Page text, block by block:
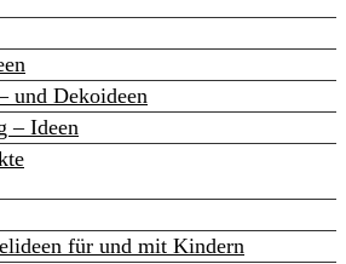
und Dekoideen
– Ideen
für und mit Kindern